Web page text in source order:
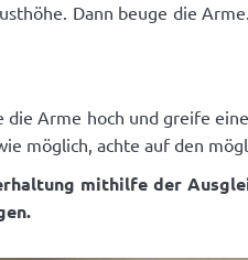
Dann beuge die
Arme hoch und greife
möglich, achte auf den
mithilfe der